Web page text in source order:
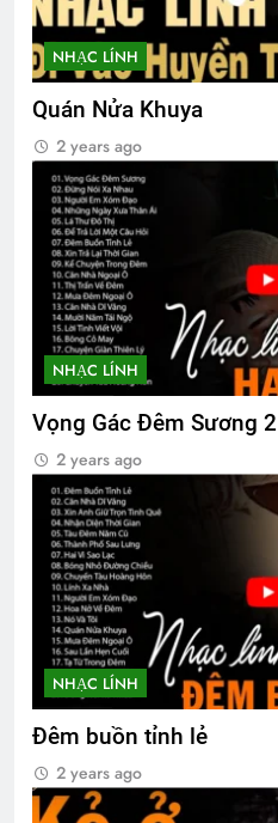
NHẠC LÍNH
Quán Nửa Khuya
2 years ago
NHẠC LÍNH
Vọng Gác Đêm Sương 2
2 years ago
NHẠC LÍNH
Đêm buồn tỉnh lẻ
2 years ago